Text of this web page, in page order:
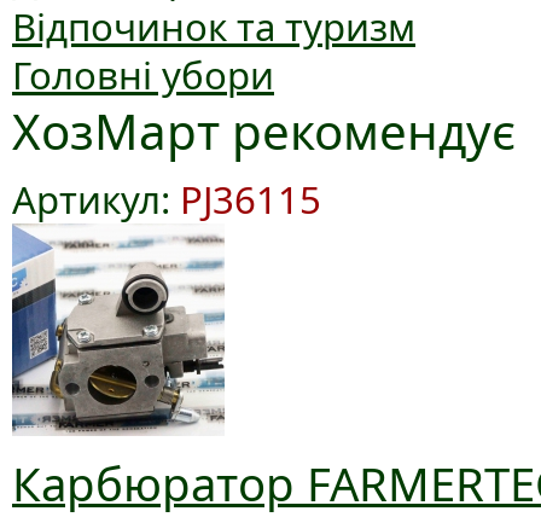
Відпочинок та туризм
Головні убори
ХозМарт рекомендує
Артикул: PJ36115
Карбюратор